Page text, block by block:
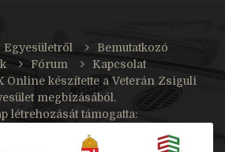
Egyesületről
Bemutatkozó
Fórum
Kapcsolat
Onlinekészítette a Veterán Zsiguli
megbízásából.
létrehozását támogatta: